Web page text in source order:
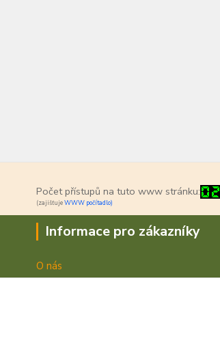
Počet přístupů na tuto www stránku:
(zajišťujeWWW počítadlo)
Informace pro zákazníky
O nás
Jak nakupovat